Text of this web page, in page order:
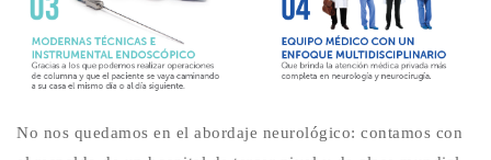
No nos quedamos en el abordaje neurológico: contamos con